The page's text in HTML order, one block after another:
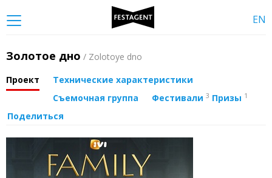
EN
Золотое дно / Zolotoye dno
Проект
Технические характеристики
Съемочная группа
Фестивали 3 Призы 1
Поделиться